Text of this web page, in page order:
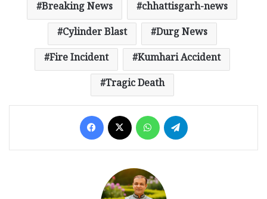
Breaking News
chhattisgarh-news
Cylinder Blast
Durg News
Fire Incident
Kumhari Accident
Tragic Death
Facebook WhatsApp